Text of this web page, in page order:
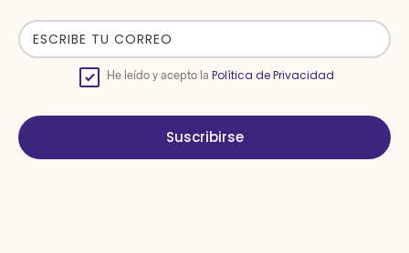
He leído y acepto la Política de Privacidad
Suscribirse